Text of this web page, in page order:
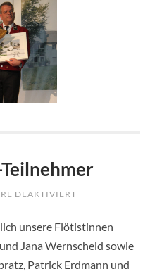
DEAKTIVIERT
TEILNEHMER
unsere Flötistinnen
Jana Wernscheid sowie
Patrick Erdmann und